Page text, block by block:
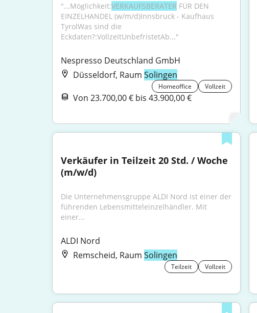
"...Möglichkeit:VERKAUFSBERATER FÜR DEN
EINZELHANDEL (w/m/d)Innsbruck - Kaufhaus
TyrolWas sind die
Eckdaten?:VollzeitUnbefristetAb..."
Nespresso Deutschland GmbH
Düsseldorf, Raum Solingen
Homeoffice Vollzeit
Von 23.700,00 € bis 43.900,00 €
Verkäufer in Teilzeit 20 Std. / Woche
(m/w/d)
Die Unternehmensgruppe ALDI Nord ist einer der
führenden Lebensmitteleinzelhändler. Mit
einer...
ALDI Nord
Remscheid, Raum Solingen
Teilzeit Vollzeit